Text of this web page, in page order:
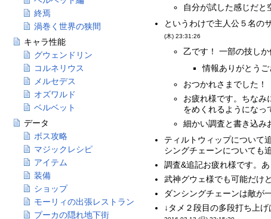
自分が試した感じだ
というわけで主人公５名
(木) 23:31:26
乙です！ 一部の技し
情報ありがとう
おつかれさまでした
お疲れ様です。ちなみ
をめくれるようにな
細かい調査と書き込
ティルトウィップについて
シングチェーンについても
調査&追記お疲れ様です。
武神グウェ様でも可能だけ
ダンシングチェーンは敵が
↓タメ２段目の多段打ち上
終焉
渦巻く世界の狭間
キャラ性能
グウェンドリン
コルネリウス
メルセデス
オズワルド
ベルベット
データ
ボス攻略
マジックレシピ
アイテム
装備
ショップ
モーリィの出張レストラン
プーカの隠れ地下街